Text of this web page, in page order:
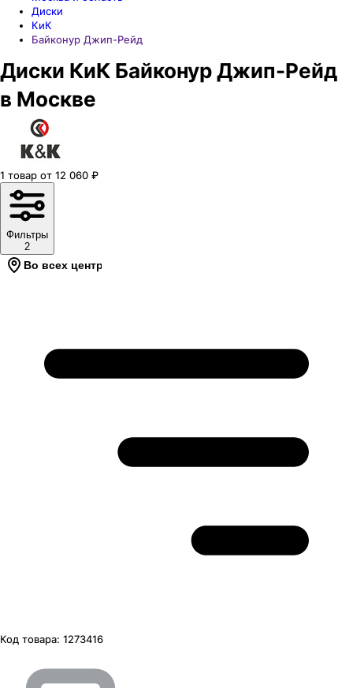
Диски
КиК
Байконур Джип-Рейд
Диски КиК Байконур Джип-Рейд
в Москве
1 товар от 12 060 ₽
Фильтры
2
Во всех центрах
Код товара: 1273416